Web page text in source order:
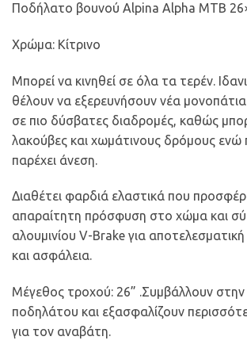
Ποδήλατο βουνού Alpina Alpha MTB
Χρώμα: Κίτρινο
Μπορεί να κινηθεί σε όλα τα τερέν.
θέλουν να εξερευνήσουν νέα
σε πιο δύσβατες διαδρομές, καθώς
λακούβες και χωμάτινους δρόμους
παρέχει άνεση.
Διαθέτει φαρδιά ελαστικά που
απαραίτητη πρόσφυση στο χώμα και
αλουμινίου V-Brake για
και ασφάλεια.
Μέγεθος τροχού: 26” .Συμβάλλουν στην
ποδηλάτου και εξασφαλίζουν
για τον αναβάτη.